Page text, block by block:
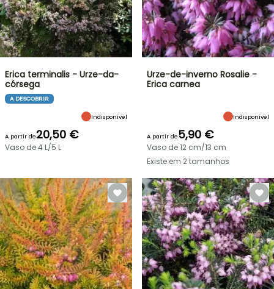
Erica terminalis - Urze-da-
córsega
A DESCOBRIR
Indisponível
A partir de20,50 €
Vaso de 4 L/5 L
Urze-de-inverno Rosalie -
Erica carnea
Indisponível
A partir de5,90 €
Vaso de 12 cm/13 cm
Existe em 2 tamanhos